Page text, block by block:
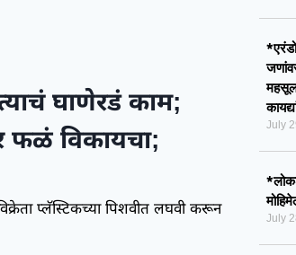
घाणेरडं काम;
फळं विकायचा;
प्लॅस्टिकच्या पिशवीत लघवी करून
July
July